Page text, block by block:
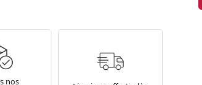
nos